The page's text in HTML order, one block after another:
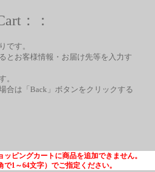
：：
です。
とお客様情報・お届け先等を入力す
。
合は「Back」ボタンをクリックする
ピングカートに商品を追加できません。
1～64文字）でご指定ください。